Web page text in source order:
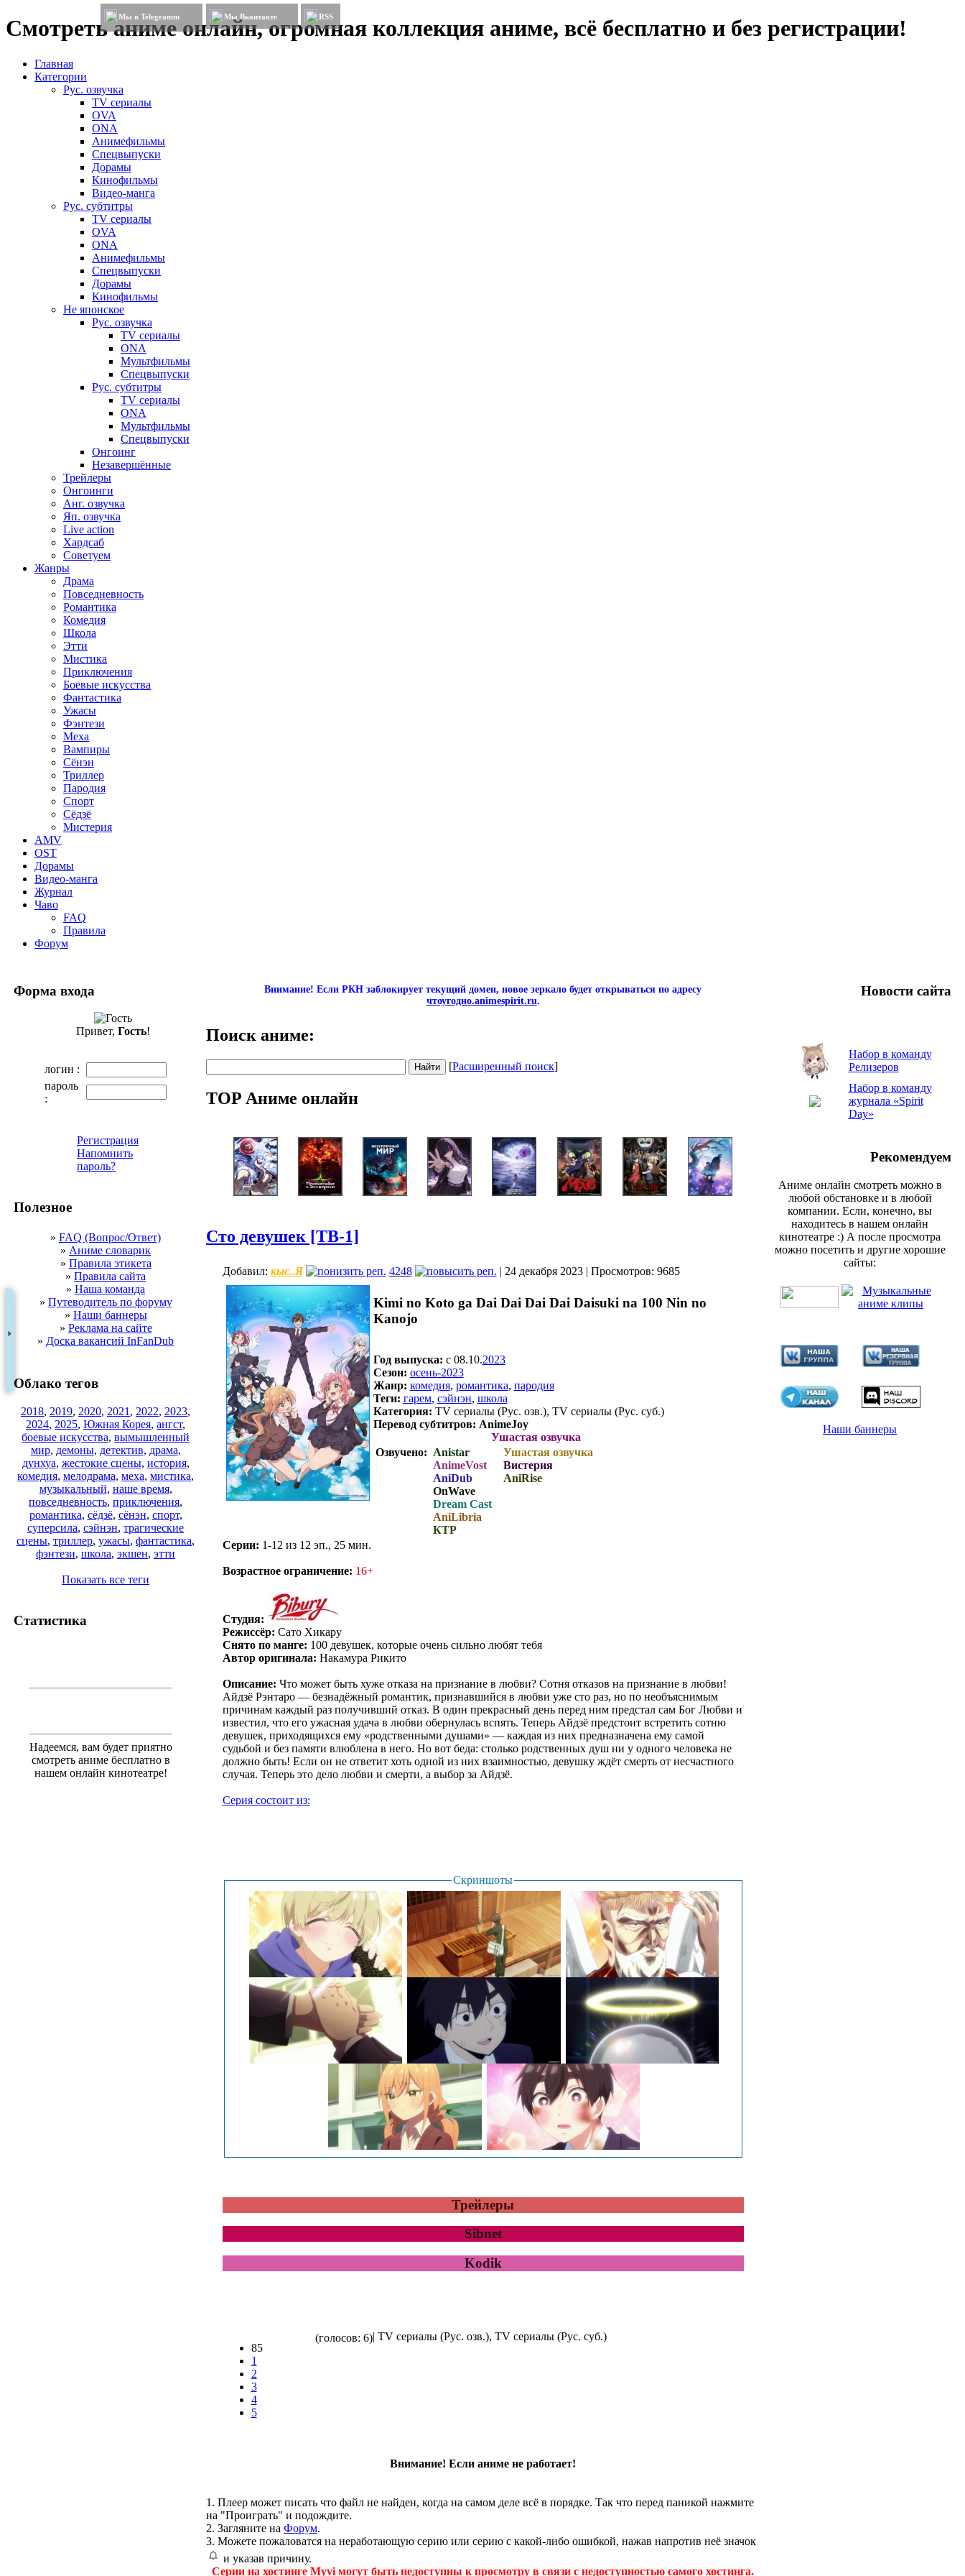
Смотреть аниме онлайн, огромная коллекция аниме, всё бесплатно и без регистрации!
Мы в Telegramm Мы Вконтакте RSS
Главная
Категории
Рус. озвучка
TV сериалы
OVA
ONA
Анимефильмы
Спецвыпуски
Дорамы
Кинофильмы
Видео-манга
Рус. субтитры
TV сериалы
OVA
ONA
Анимефильмы
Спецвыпуски
Дорамы
Кинофильмы
Не японское
Рус. озвучка
TV сериалы
ONA
Мультфильмы
Спецвыпуски
Рус. субтитры
TV сериалы
ONA
Мультфильмы
Спецвыпуски
Онгоинг
Незавершённые
Трейлеры
Онгоинги
Анг. озвучка
Яп. озвучка
Live action
Хардсаб
Советуем
Жанры
Драма
Повседневность
Романтика
Комедия
Школа
Этти
Мистика
Приключения
Боевые искусства
Фантастика
Ужасы
Фэнтези
Меха
Вампиры
Сёнэн
Триллер
Пародия
Спорт
Сёдзё
Мистерия
AMV
OST
Дорамы
Видео-манга
Журнал
Чаво
FAQ
Правила
Форум
Форма входа
Привет, Гость!
логин :
пароль
:
Регистрация
Напомнить
пароль?
Полезное
» FAQ (Вопрос/Ответ)
» Аниме словарик
» Правила этикета
» Правила сайта
» Наша команда
» Путеводитель по форуму
» Наши баннеры
» Реклама на сайте
» Доска вакансий InFanDub
Облако тегов
2018, 2019, 2020, 2021 , 2022, 2023,
2024, 2025, Южная Корея, ангст,
боевые искусства, вымышленный
мир, демоны, детектив, драма,
дунхуа, жестокие сцены, история,
комедия, мелодрама, меха, мистика,
музыкальный, наше время,
повседневность, приключения,
романтика, сёдзё, сёнэн, спорт,
суперсила, сэйнэн, трагические
сцены, триллер, ужасы, фантастика,
фэнтези, школа, экшен, этти
Показать все теги
Статистика
Надеемся, вам будет приятно
смотреть аниме бесплатно в
нашем онлайн кинотеатре!
Внимание! Если РКН заблокирует текущий домен, новое зеркало будет открываться по адресу
чтоугодно.animespirit.ru.
Поиск аниме:
[Расширенный поиск]
TOP Аниме онлайн
Сто девушек [ТВ-1]
Добавил: кыс..Я 4248 | 24 декабря 2023 | Просмотров: 9685
Kimi no Koto ga Dai Dai Dai Dai Daisuki na 100 Nin no
Kanojo
Год выпуска: c 08.10.2023
Сезон: осень-2023
Жанр: комедия, романтика, пародия
Теги: гарем, сэйнэн, школа
Категория: TV сериалы (Рус. озв.), TV сериалы (Рус. суб.)
Перевод субтитров: AnimeJoy
Ушастая озвучка
Озвучено: Anistar
AnimeVost
AniDub
OnWave
Dream Cast
AniLibria
КТР
Ушастая озвучка
Вистерия
AniRise
Серии: 1-12 из 12 эп., 25 мин.
Возрастное ограничение: 16+
Студия:
Режиссёр: Сато Хикару
Снято по манге: 100 девушек, которые очень сильно любят тебя
Автор оригинала: Накамура Рикито
Описание: Что может быть хуже отказа на признание в любви? Сотня отказов на признание в любви!
Айдзё Рэнтаро — безнадёжный романтик, признавшийся в любви уже сто раз, но по необъяснимым
причинам каждый раз получивший отказ. В один прекрасный день перед ним предстал сам Бог Любви и
известил, что его ужасная удача в любви обернулась вспять. Теперь Айдзё предстоит встретить сотню
девушек, приходящихся ему «родственными душами» — каждая из них предназначена ему самой
судьбой и без памяти влюблена в него. Но вот беда: столько родственных душ ни у одного человека не
должно быть! Если он не ответит хоть одной из них взаимностью, девушку ждёт смерть от несчастного
случая. Теперь это дело любви и смерти, а выбор за Айдзё.
Серия состоит из:
Скриншоты
Трейлеры
Sibnet
Kodik
85
1
2
3
4
5
(голосов: 6)| TV сериалы (Рус. озв.), TV сериалы (Рус. суб.)
Внимание! Если аниме не работает!
1. Плеер может писать что файл не найден, когда на самом деле всё в порядке. Так что перед паникой нажмите
на "Проиграть" и подождите.
2. Загляните на Форум.
3. Можете пожаловатся на неработающую серию или серию с какой-либо ошибкой, нажав напротив неё значок
и указав причину.
Серии на хостинге Myvi могут быть недоступны к просмотру в связи с недоступностью самого хостинга.
Новости сайта
Набор в команду
Релизеров
Набор в команду
журнала «Spirit
Day»
Рекомендуем
Аниме онлайн смотреть можно в
любой обстановке и в любой
компании. Если, конечно, вы
находитесь в нашем онлайн
кинотеатре :) А после просмотра
можно посетить и другие хорошие
сайты:
Наши баннеры